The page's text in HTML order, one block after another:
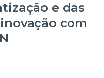
e das
com